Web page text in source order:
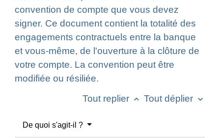
convention de compte que vous devez
signer. Ce document contient la totalité des
engagements contractuels entre la banque
et vous-même, de l'ouverture à la clôture de
votre compte. La convention peut être
modifiée ou résiliée.
Tout replier keyboard_arrow_up Tout déplier keyboard_arrow_down
De quoi s'agit-il ?